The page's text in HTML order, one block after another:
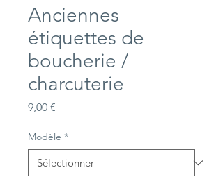
Anciennes
étiquettes de
boucherie /
charcuterie
9,00 €
Modèle *